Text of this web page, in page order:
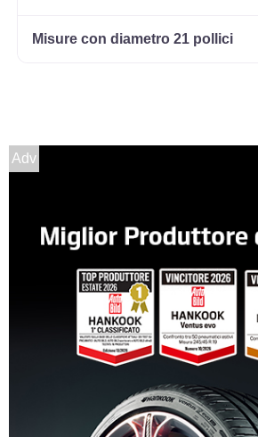
195/60 R14 86H M+S
185/65 R14 86T M+S
Misure con diametro 21 pollici
Adv